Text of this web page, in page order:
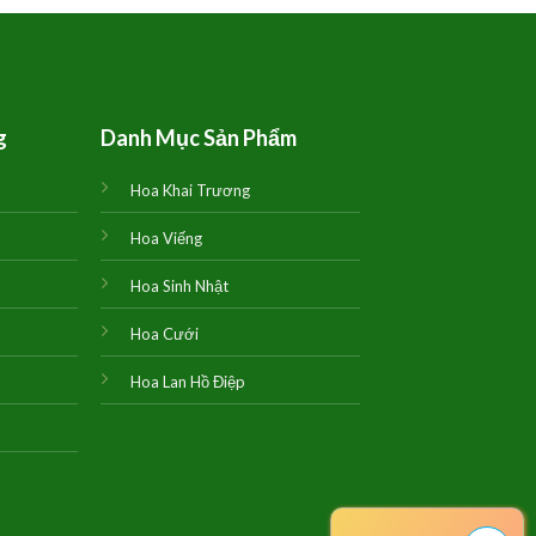
Danh Mục Sản Phẩm
Hoa Khai Trương
Hoa Viếng
Hoa Sinh Nhật
Hoa Cưới
Hoa Lan Hồ Điệp